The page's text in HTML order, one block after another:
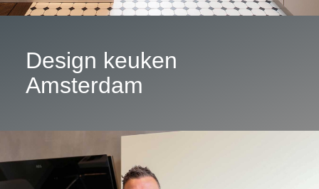
Design keuken
Amsterdam